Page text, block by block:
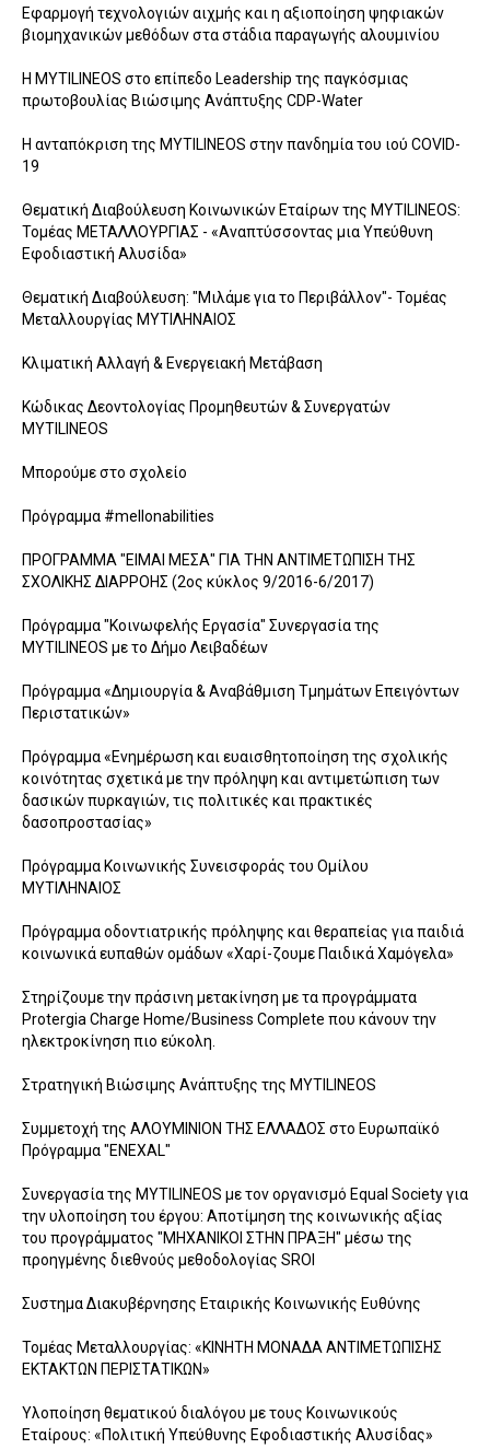
Εφαρμογή τεχνολογιών αιχμής και η αξιοποίηση ψηφιακών
βιομηχανικών μεθόδων στα στάδια παραγωγής αλουμινίου
Η MYTILINEOS στο επίπεδο Leadership της παγκόσμιας
πρωτοβουλίας Bιώσιμης Ανάπτυξης CDP-Water
Η ανταπόκριση της MYTILINEOS στην πανδημία του ιού COVID-
19
Θεματική Διαβούλευση Κοινωνικών Εταίρων της MYTILINEOS:
Τομέας ΜΕΤΑΛΛΟΥΡΓΙΑΣ - «Αναπτύσσοντας μια Υπεύθυνη
Εφοδιαστική Αλυσίδα»
Θεματική Διαβούλευση: "Μιλάμε για το Περιβάλλον"- Τομέας
Μεταλλουργίας ΜΥΤΙΛΗΝΑΙΟΣ
Κλιματική Αλλαγή & Ενεργειακή Μετάβαση
Κώδικας Δεοντολογίας Προμηθευτών & Συνεργατών
MYTILINEOS
Μπορούμε στο σχολείο
Πρόγραμμα #mellonabilities
ΠΡΟΓΡΑΜΜΑ "ΕΙΜΑΙ ΜΕΣΑ" ΓΙΑ ΤΗΝ ΑΝΤΙΜΕΤΩΠΙΣΗ ΤΗΣ
ΣΧΟΛΙΚΗΣ ΔΙΑPΡΟΗΣ (2ος κύκλος 9/2016-6/2017)
Πρόγραμμα "Κοινωφελής Εργασία" Συνεργασία της
MYTILINEOS με το Δήμο Λειβαδέων
Πρόγραμμα «Δημιουργία & Αναβάθμιση Τμημάτων Επειγόντων
Περιστατικών»
Πρόγραμμα «Ενημέρωση και ευαισθητοποίηση της σχολικής
κοινότητας σχετικά με την πρόληψη και αντιμετώπιση των
δασικών πυρκαγιών, τις πολιτικές και πρακτικές
δασοπροστασίας»
Πρόγραμμα Κοινωνικής Συνεισφοράς του Ομίλου
ΜΥΤΙΛΗΝΑΙΟΣ
Πρόγραμμα οδοντιατρικής πρόληψης και θεραπείας για παιδιά
κοινωνικά ευπαθών ομάδων «Χαρί-ζουμε Παιδικά Χαμόγελα»
Στηρίζουμε την πράσινη μετακίνηση με τα προγράμματα
Protergia Charge Home/Business Complete που κάνουν την
ηλεκτροκίνηση πιο εύκολη.
Στρατηγική Βιώσιμης Ανάπτυξης της MYTILINEOS
Συμμετοχή της ΑΛΟΥΜΙΝΙΟΝ ΤΗΣ ΕΛΛΑΔΟΣ στο Ευρωπαϊκό
Πρόγραμμα "ENEXAL"
Συνεργασία της MYTILINEOS με τoν οργανισμό Equal Society για
την υλοποίηση του έργου: Αποτίμηση της κοινωνικής αξίας
του προγράμματος "ΜΗΧΑΝΙΚΟΙ ΣΤΗΝ ΠΡΑΞΗ" μέσω της
προηγμένης διεθνούς μεθοδολογίας SROI
Συστημα Διακυβέρνησης Εταιρικής Κοινωνικής Ευθύνης
Τομέας Μεταλλουργίας: «ΚΙΝΗΤΗ ΜΟΝΑΔΑ ΑΝΤΙΜΕΤΩΠΙΣΗΣ
ΕΚΤΑΚΤΩΝ ΠΕΡΙΣΤΑΤΙΚΩΝ»
Υλοποίηση θεματικού διαλόγου με τους Κοινωνικούς
Εταίρους: «Πολιτική Υπεύθυνης Εφοδιαστικής Αλυσίδας»